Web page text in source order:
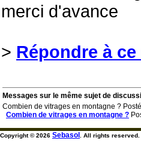
merci d'avance
> Répondre à
Messages sur le même sujet de
Combien de vitrages en montagne ?
Combien de vitrages en montagne ?
Copyright © 2026 Sebasol . All rights reserved.